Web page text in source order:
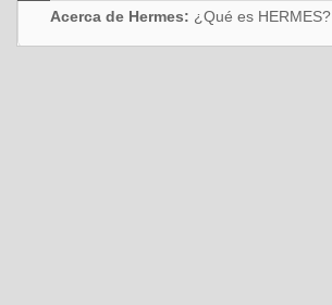
Acerca de Hermes: ¿Qué es HERMES?